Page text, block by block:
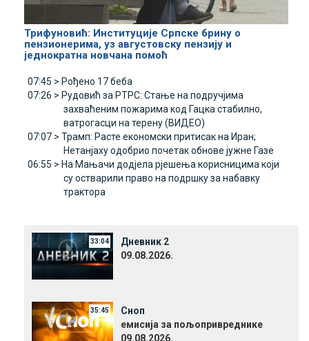
Трифуновић: Институције Српске брину о
пензионерима, уз августовску пензију и
једнократна новчана помоћ
07:45 > Рођено 17 беба
07:26 > Рудовић за РТРС: Стање на подручјима
захваћеним пожарима код Гацка стабилно,
ватрогасци на терену (ВИДЕО)
07:07 > Трамп: Расте економски притисак на Иран;
Нетанјаху одобрио почетак обнове јужне Газе
06:55 > На Мањачи додјела рјешења корисницима који
су остварили право на подршку за набавку
трактора
33:04
Дневник 2
09.08.2026.
35:45
Сноп
емисија за пољопривреднике
09.08.2026.